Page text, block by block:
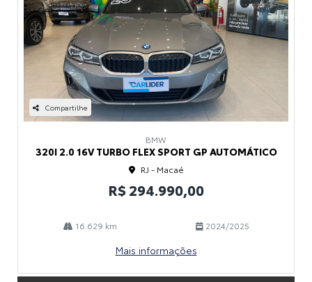
Compartilhe
BMW
320I 2.0 16V TURBO FLEX SPORT GP AUTOMÁTICO
RJ - Macaé
R$ 294.990,00
16.629 km 2024/2025
Mais informações